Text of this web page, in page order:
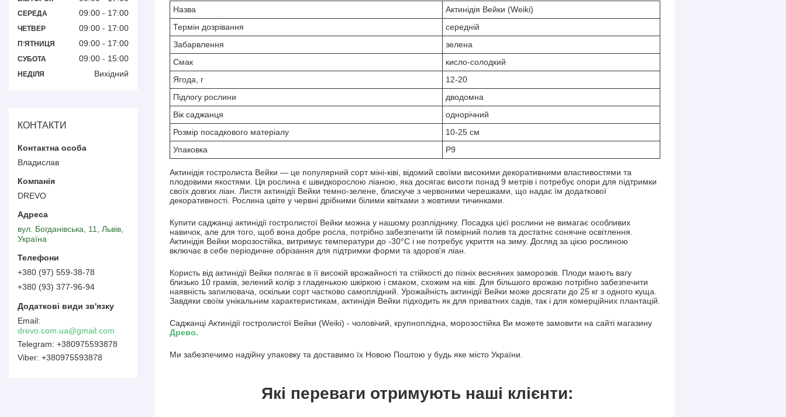
Назва
Актинідія Вейки (Weiki)
Термін дозрівання
середній
Забарвлення
зелена
Смак
кисло-солодкий
Ягода, г
12-20
Підлогу рослини
дводомна
Вік саджанця
однорічний
Розмір посадкового матеріалу
10-25 см
Упаковка
P9
Актинідія гостролиста Вейки — це популярний сорт міні-ківі, відомий своїми високими декоративними властивостями та
плодовими якостями. Ця рослина є швидкорослою ліаною, яка досягає висоти понад 9 метрів і потребує опори для підтримки
своїх довгих ліан. Листя актинідії Вейки темно-зелене, блискуче з червоними черешками, що надає їм додаткової
декоративності. Рослина цвіте у червні дрібними білими квітками з жовтими тичинками.
Купити саджанці актинідії гостролистої Вейки можна у нашому розпліднику. Посадка цієї рослини не вимагає особливих
навичок, але для того, щоб вона добре росла, потрібно забезпечити їй помірний полив та достатнє сонячне освітлення.
Актинідія Вейки морозостійка, витримує температури до -30°C і не потребує укриття на зиму. Догляд за цією рослиною
включає в себе періодичне обрізання для підтримки форми та здоров'я ліан.
Користь від актинідії Вейки полягає в її високій врожайності та стійкості до пізніх весняних заморозків. Плоди мають вагу
близько 10 грамів, зелений колір з гладенькою шкіркою і смаком, схожим на ківі. Для більшого врожаю потрібно забезпечити
наявність запилювача, оскільки сорт частково самоплідний. Урожайність актинідії Вейки може досягати до 25 кг з одного куща.
Завдяки своїм унікальним характеристикам, актинідія Вейки підходить як для приватних садів, так і для комерційних плантацій.
Саджанці Актинідії гостролистої Вейки (Weiki) - чоловічий, крупноплідна, морозостійка Ви можете замовити на сайті магазину
Древо.
Ми забезпечимо надійну упаковку та доставимо їх Новою Поштою у будь яке місто України.
Які переваги отримують наші клієнти:
СЕРЕДА 09:00 17:00
ЧЕТВЕР 09:00 17:00
ПʼЯТНИЦЯ 09:00 17:00
СУБОТА 09:00 15:00
НЕДІЛЯ Вихідний
КОНТАКТИ
Владислав
DREVO
вул. Богданівська, 11, Львів,
Україна
+380 (97) 559-38-78
+380 (93) 377-96-94
drevo.com.ua@gmail.com
+380975593878
+380975593878